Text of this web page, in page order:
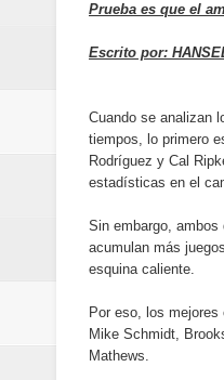
Prueba es que el
Escrito por:
Cuando se analizan
tiempos, lo primero
Rodríguez y Cal
estadísticas en el
Sin embargo, ambos
acumulan más
esquina caliente.
Por eso, los
Mike Schmidt,
Mathews.